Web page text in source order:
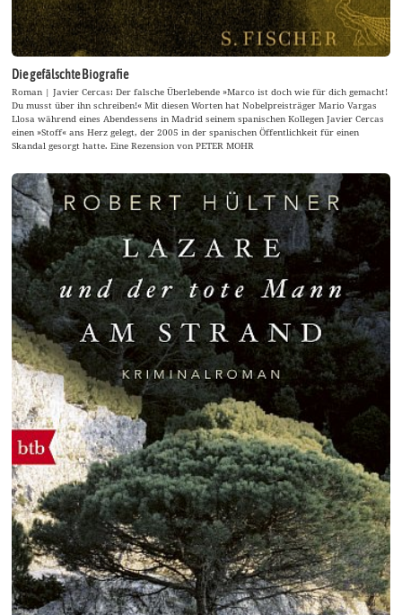
Die gefälschte Biografie
Roman | Javier Cercas: Der falsche Überlebende »Marco ist doch wie für dich gemacht!
Du musst über ihn schreiben!« Mit diesen Worten hat Nobelpreisträger Mario Vargas
Llosa während eines Abendessens in Madrid seinem spanischen Kollegen Javier Cercas
einen »Stoff« ans Herz gelegt, der 2005 in der spanischen Öffentlichkeit für einen
Skandal gesorgt hatte. Eine Rezension von PETER MOHR